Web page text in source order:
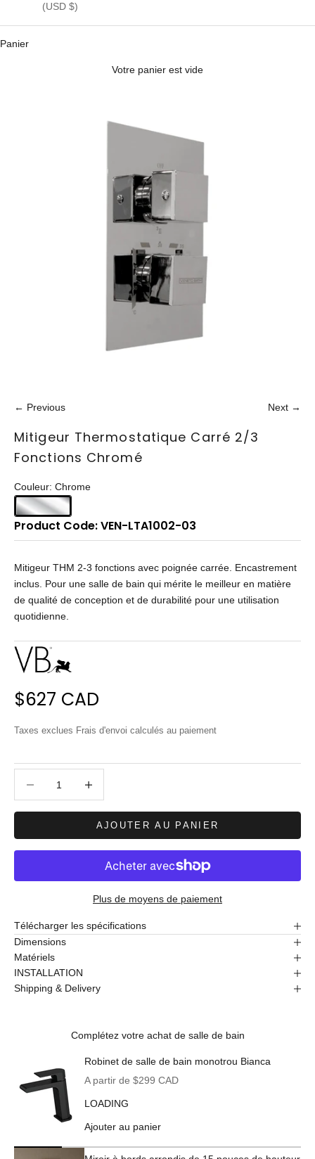
(USD $)
Panier
Votre panier est vide
← Previous Next →
Mitigeur Thermostatique Carré 2/3
Fonctions Chromé
Product Code: VEN-LTA1002-03
Mitigeur THM 2-3 fonctions avec poignée carrée. Encastrement
inclus. Pour une salle de bain qui mérite le meilleur en matière
de qualité de conception et de durabilité pour une utilisation
quotidienne.
Prix de vente
$627 CAD
Taxes exclues Frais d'envoi calculés au paiement
Couleur: Chrome
AJOUTER AU PANIER
Plus de moyens de paiement
Télécharger les spécifications
Dimensions
Matériels
INSTALLATION
Shipping & Delivery
Complétez votre achat de salle de bain
Robinet de salle de bain monotrou Bianca
Prix de vente
A partir de $299 CAD
LOADING
Ajouter au panier